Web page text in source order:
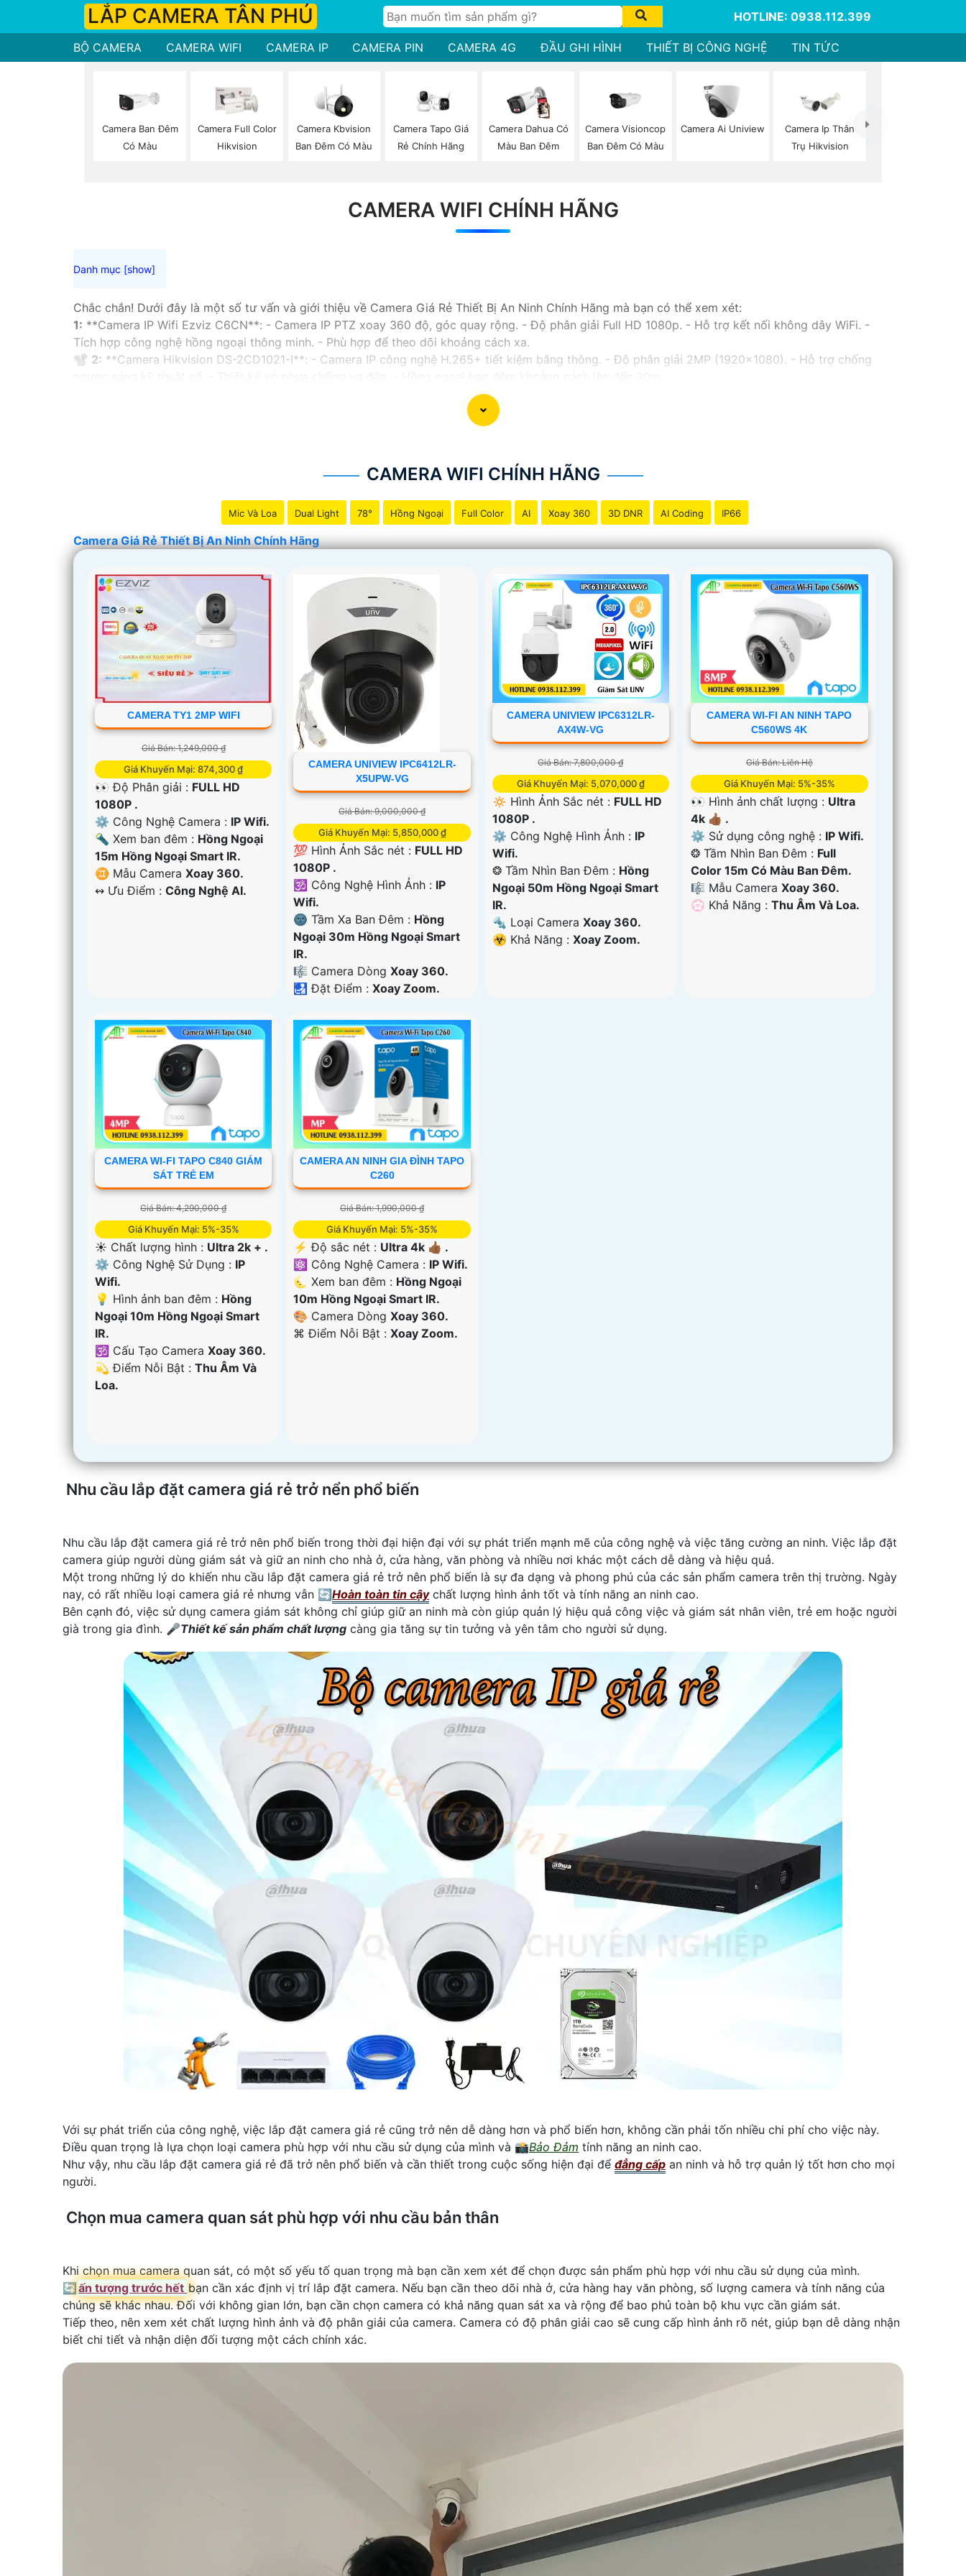
LẮP CAMERA TÂN PHÚ HOTLINE: 0938.112.399
BỘ CAMERA CAMERA WIFI CAMERA IP CAMERA PIN CAMERA 4G ĐẦU GHI HÌNH THIẾT BỊ CÔNG NGHỆ TIN TỨC
Camera Ban Đêm
Có Màu
Camera Full Color
Hikvision
Camera Kbvision
Ban Đêm Có Màu
Camera Tapo Giá
Rẻ Chính Hãng
Camera Dahua Có
Màu Ban Đêm
Camera Visioncop
Ban Đêm Có Màu
Camera Ai Uniview
Camera Ip Thân
Trụ Hikvision
CAMERA WIFI CHÍNH HÃNG
Chắc chắn! Dưới đây là một số tư vấn và giới thiệu về Camera Giá Rẻ Thiết Bị An Ninh Chính Hãng mà bạn có thể xem xét:
1: **Camera IP Wifi Ezviz C6CN**: - Camera IP PTZ xoay 360 độ, góc quay rộng. - Độ phân giải Full HD 1080p. - Hỗ trợ kết nối không dây WiFi. -
Tích hợp công nghệ hồng ngoại thông minh. - Phù hợp để theo dõi khoảng cách xa.
📽 2: **Camera Hikvision DS-2CD1021-I**: - Camera IP công nghệ H.265+ tiết kiệm băng thông. - Độ phân giải 2MP (1920x1080). - Hỗ trợ chống
**Camera Dahua HDCVI HAC-HFW1200T**: - Camera HDCVI 2MP hỗ trợ chất lượng hình ảnh cao. - Lens cố định 3.6mm. - Tầm quan sát hồng
ngoại lên đến 20m. - Chống ngược sáng Digital WDR, cân bằng sáng, chống nhiễu 3D. - Giá phải chăng với chất lượng
Nhớ kiểm tra và lựa chọn sản phẩm phù hợp với nhu cầu sử dụng và không gian lắp đặt của bạn. Bạn có thể tham khảo thêm thông tin chi tiết và mua
CAMERA WIFI CHÍNH HÃNG
Mic Và Loa Dual Light 78° Hồng Ngoại Full Color AI Xoay 360 3D DNR AI Coding IP66
Camera Giá Rẻ Thiết Bị An Ninh Chính Hãng
CAMERA TY1 2MP WIFI
Giá Bán: 1,249,000 ₫
Giá Khuyến Mại: 874,300 ₫
👀 Độ Phân giải : FULL HD
1080P .
⚙ Công Nghệ Camera : IP Wifi.
🔦 Xem ban đêm : Hồng Ngoại
15m Hồng Ngoại Smart IR.
♊ Mẫu Camera Xoay 360.
️↭ Ưu Điểm : Công Nghệ AI.
CAMERA UNIVIEW IPC6412LR-
X5UPW-VG
Giá Bán: 9,000,000 ₫
Giá Khuyến Mại: 5,850,000 ₫
💯 Hình Ảnh Sắc nét : FULL HD
1080P .
🕉️ Công Nghệ Hình Ảnh : IP
Wifi.
🌚 Tầm Xa Ban Đêm : Hồng
Ngoại 30m Hồng Ngoại Smart
IR.
🎼️ Camera DòngXoay 360.
️🛃 Đặt Điểm :Xoay Zoom.
CAMERA UNIVIEW IPC6312LR-
AX4W-VG
Giá Bán: 7,800,000 ₫
Giá Khuyến Mại: 5,070,000 ₫
🔅 Hình Ảnh Sắc nét : FULL HD
1080P .
⚙ Công Nghệ Hình Ảnh : IP
Wifi.
❂ Tầm Nhìn Ban Đêm : Hồng
Ngoại 50m Hồng Ngoại Smart
IR.
🔩 Loại Camera Xoay 360.
️☣️ Khả Năng : Xoay Zoom.
CAMERA WI-FI AN NINH TAPO
C560WS 4K
Giá Bán: Liên Hệ
Giá Khuyến Mại: 5%-35%
👀 Hình ảnh chất lượng : Ultra
4k 👍🏾 .
⚙ Sử dụng công nghệ : IP Wifi.
❂ Tầm Nhìn Ban Đêm : Full
Color 15m Có Màu Ban Ðêm.
🎼️ Mẫu CameraXoay 360.
️💮 Khả Năng :Thu Âm Và Loa.
CAMERA WI-FI TAPO C840 GIÁM
SÁT TRẺ EM
Giá Bán: 4,290,000 ₫
Giá Khuyến Mại: 5%-35%
☀️ Chất lượng hình : Ultra 2k + .
⚙ Công Nghệ Sử Dụng : IP
Wifi.
💡 Hình ảnh ban đêm : Hồng
Ngoại 10m Hồng Ngoại Smart
IR.
🕉️ Cấu Tạo Camera Xoay 360.
️💫 Điểm Nỗi Bật : Thu Âm Và
Loa.
CAMERA AN NINH GIA ĐÌNH TAPO
C260
Giá Bán: 1,990,000 ₫
Giá Khuyến Mại: 5%-35%
️⚡ Độ sắc nét : Ultra 4k 👍🏾 .
⚛️ Công Nghệ Camera : IP Wifi.
🌜 Xem ban đêm : Hồng Ngoại
10m Hồng Ngoại Smart IR.
🎨 Camera DòngXoay 360.
️⌘ Điểm Nỗi Bật :Xoay Zoom.
Nhu cầu lắp đặt camera giá rẻ trở nển phổ biến
Nhu cầu lắp đặt camera giá rẻ trở nên phổ biến trong thời đại hiện đại với sự phát triển mạnh mẽ của công nghệ và việc tăng cường an ninh. Việc lắp đặt
camera giúp người dùng giám sát và giữ an ninh cho nhà ở, cửa hàng, văn phòng và nhiều nơi khác một cách dễ dàng và hiệu quả.
Một trong những lý do khiến nhu cầu lắp đặt camera giá rẻ trở nên phổ biến là sự đa dạng và phong phú của các sản phẩm camera trên thị trường. Ngày
nay, có rất nhiều loại camera giá rẻ nhưng vẫn 🔄Hoàn toàn tin cậychất lượng hình ảnh tốt và tính năng an ninh cao.
Bên cạnh đó, việc sử dụng camera giám sát không chỉ giúp giữ an ninh mà còn giúp quản lý hiệu quả công việc và giám sát nhân viên, trẻ em hoặc người
già trong gia đình. 🎤Thiết kế sản phẩm chất lượng càng gia tăng sự tin tưởng và yên tâm cho người sử dụng.
Với sự phát triển của công nghệ, việc lắp đặt camera giá rẻ cũng trở nên dễ dàng hơn và phổ biến hơn, không cần phải tốn nhiều chi phí cho việc này.
Điều quan trọng là lựa chọn loại camera phù hợp với nhu cầu sử dụng của mình và 📸Bảo Đảm tính năng an ninh cao.
Như vậy, nhu cầu lắp đặt camera giá rẻ đã trở nên phổ biến và cần thiết trong cuộc sống hiện đại để đẳng cấp an ninh và hỗ trợ quản lý tốt hơn cho mọi
người.
Chọn mua camera quan sát phù hợp với nhu cầu bản thân
Khi chọn mua camera quan sát, có một số yếu tố quan trọng mà bạn cần xem xét để chọn được sản phẩm phù hợp với nhu cầu sử dụng của mình.
🔄ấn tượng trước hết bạn cần xác định vị trí lắp đặt camera. Nếu bạn cần theo dõi nhà ở, cửa hàng hay văn phòng, số lượng camera và tính năng của
chúng sẽ khác nhau. Đối với không gian lớn, bạn cần chọn camera có khả năng quan sát xa và rộng để bao phủ toàn bộ khu vực cần giám sát.
Tiếp theo, nên xem xét chất lượng hình ảnh và độ phân giải của camera. Camera có độ phân giải cao sẽ cung cấp hình ảnh rõ nét, giúp bạn dễ dàng nhận
biết chi tiết và nhận diện đối tượng một cách chính xác.